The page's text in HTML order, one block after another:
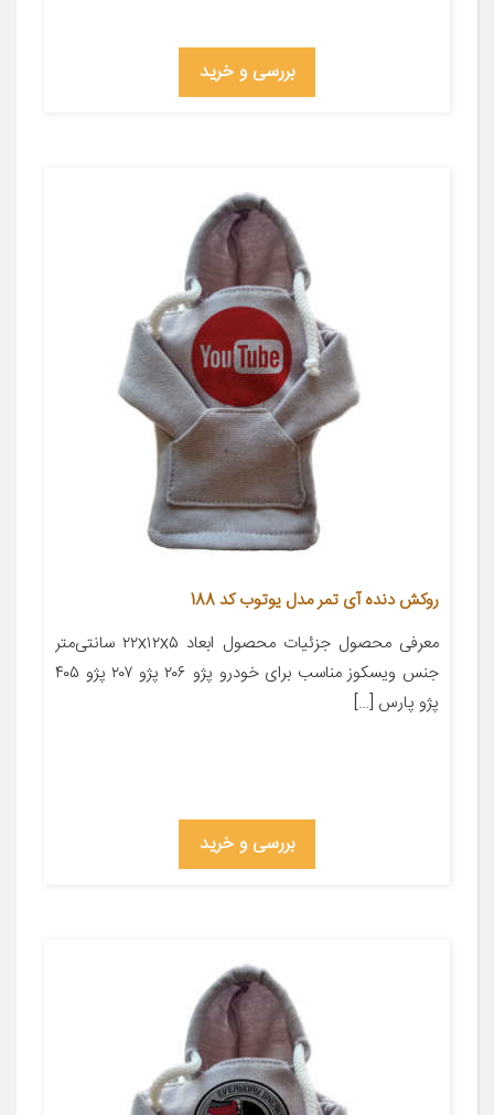
بررسی و خرید
روکش دنده آی تمر مدل یوتوب کد 188
معرفی محصول جزئیات محصول ابعاد ۲۲x۱۲x۵ سانتی‌متر
جنس ویسکوز مناسب برای خودرو پژو ۲۰۶ پژو ۲۰۷ پژو ۴۰۵
پژو پارس […]
بررسی و خرید